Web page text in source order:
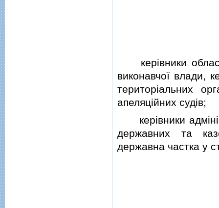
керiвники
виконавчої влади,
територiальних
апеляцiйних судiв;
керiвники
державних та
державна частка у